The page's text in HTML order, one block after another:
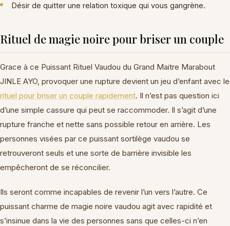
Désir de quitter une relation toxique qui vous gangrène.
Rituel de magie noire pour briser un couple
Grace à ce Puissant Rituel Vaudou du Grand Maitre Marabout
JINLE AYO, provoquer une rupture devient un jeu d’enfant avec le
rituel pour briser un couple rapidement. Il n’est pas question ici
d’une simple cassure qui peut se raccommoder. Il s’agit d’une
rupture franche et nette sans possible retour en arrière. Les
personnes visées par ce puissant sortilège vaudou se
retrouveront seuls et une sorte de barrière invisible les
empêcheront de se réconcilier.
Ils seront comme incapables de revenir l’un vers l’autre. Ce
puissant charme de magie noire vaudou agit avec rapidité et
s’insinue dans la vie des personnes sans que celles-ci n’en